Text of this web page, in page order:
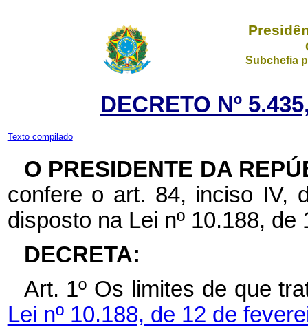
Subchefia
DECRETO Nº
Texto compilado
O PRESIDENTE DA
confere o art. 84, inciso IV,
disposto na Lei nº 10.188,
DECRETA:
Art. 1º Os limites de que
Lei nº 10.188, de 12 de